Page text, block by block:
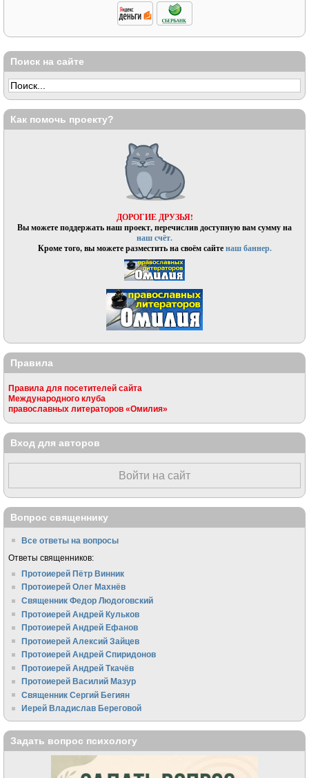
Поиск на сайте
Как помочь проекту?
ДОРОГИЕ ДРУЗЬЯ!
Вы можете поддержать наш проект, перечислив доступную вам сумму на
наш счёт.
Кроме того, вы можете разместить на своём сайтенаш баннер.
Правила
Правила для посетителей сайта
Международного клуба
православных литераторов «Омилия»
Вход для авторов
Войти на сайт
Вопрос священнику
Все ответы на вопросы
Ответы священников:
Протоиерей Пётр Винник
Протоиерей Олег Махнёв
Священник Федор Людоговский
Протоиерей Андрей Кульков
Протоиерей Андрей Ефанов
Протоиерей Алексий Зайцев
Протоиерей Андрей Спиридонов
Протоиерей Андрей Ткачёв
Протоиерей Василий Мазур
Священник Сергий Бегиян
Иерей Владислав Береговой
Задать вопрос психологу